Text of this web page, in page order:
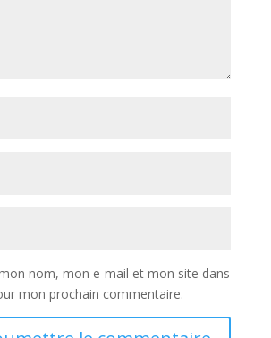
nom, mon e-mail et mon site dans
mon prochain commentaire.